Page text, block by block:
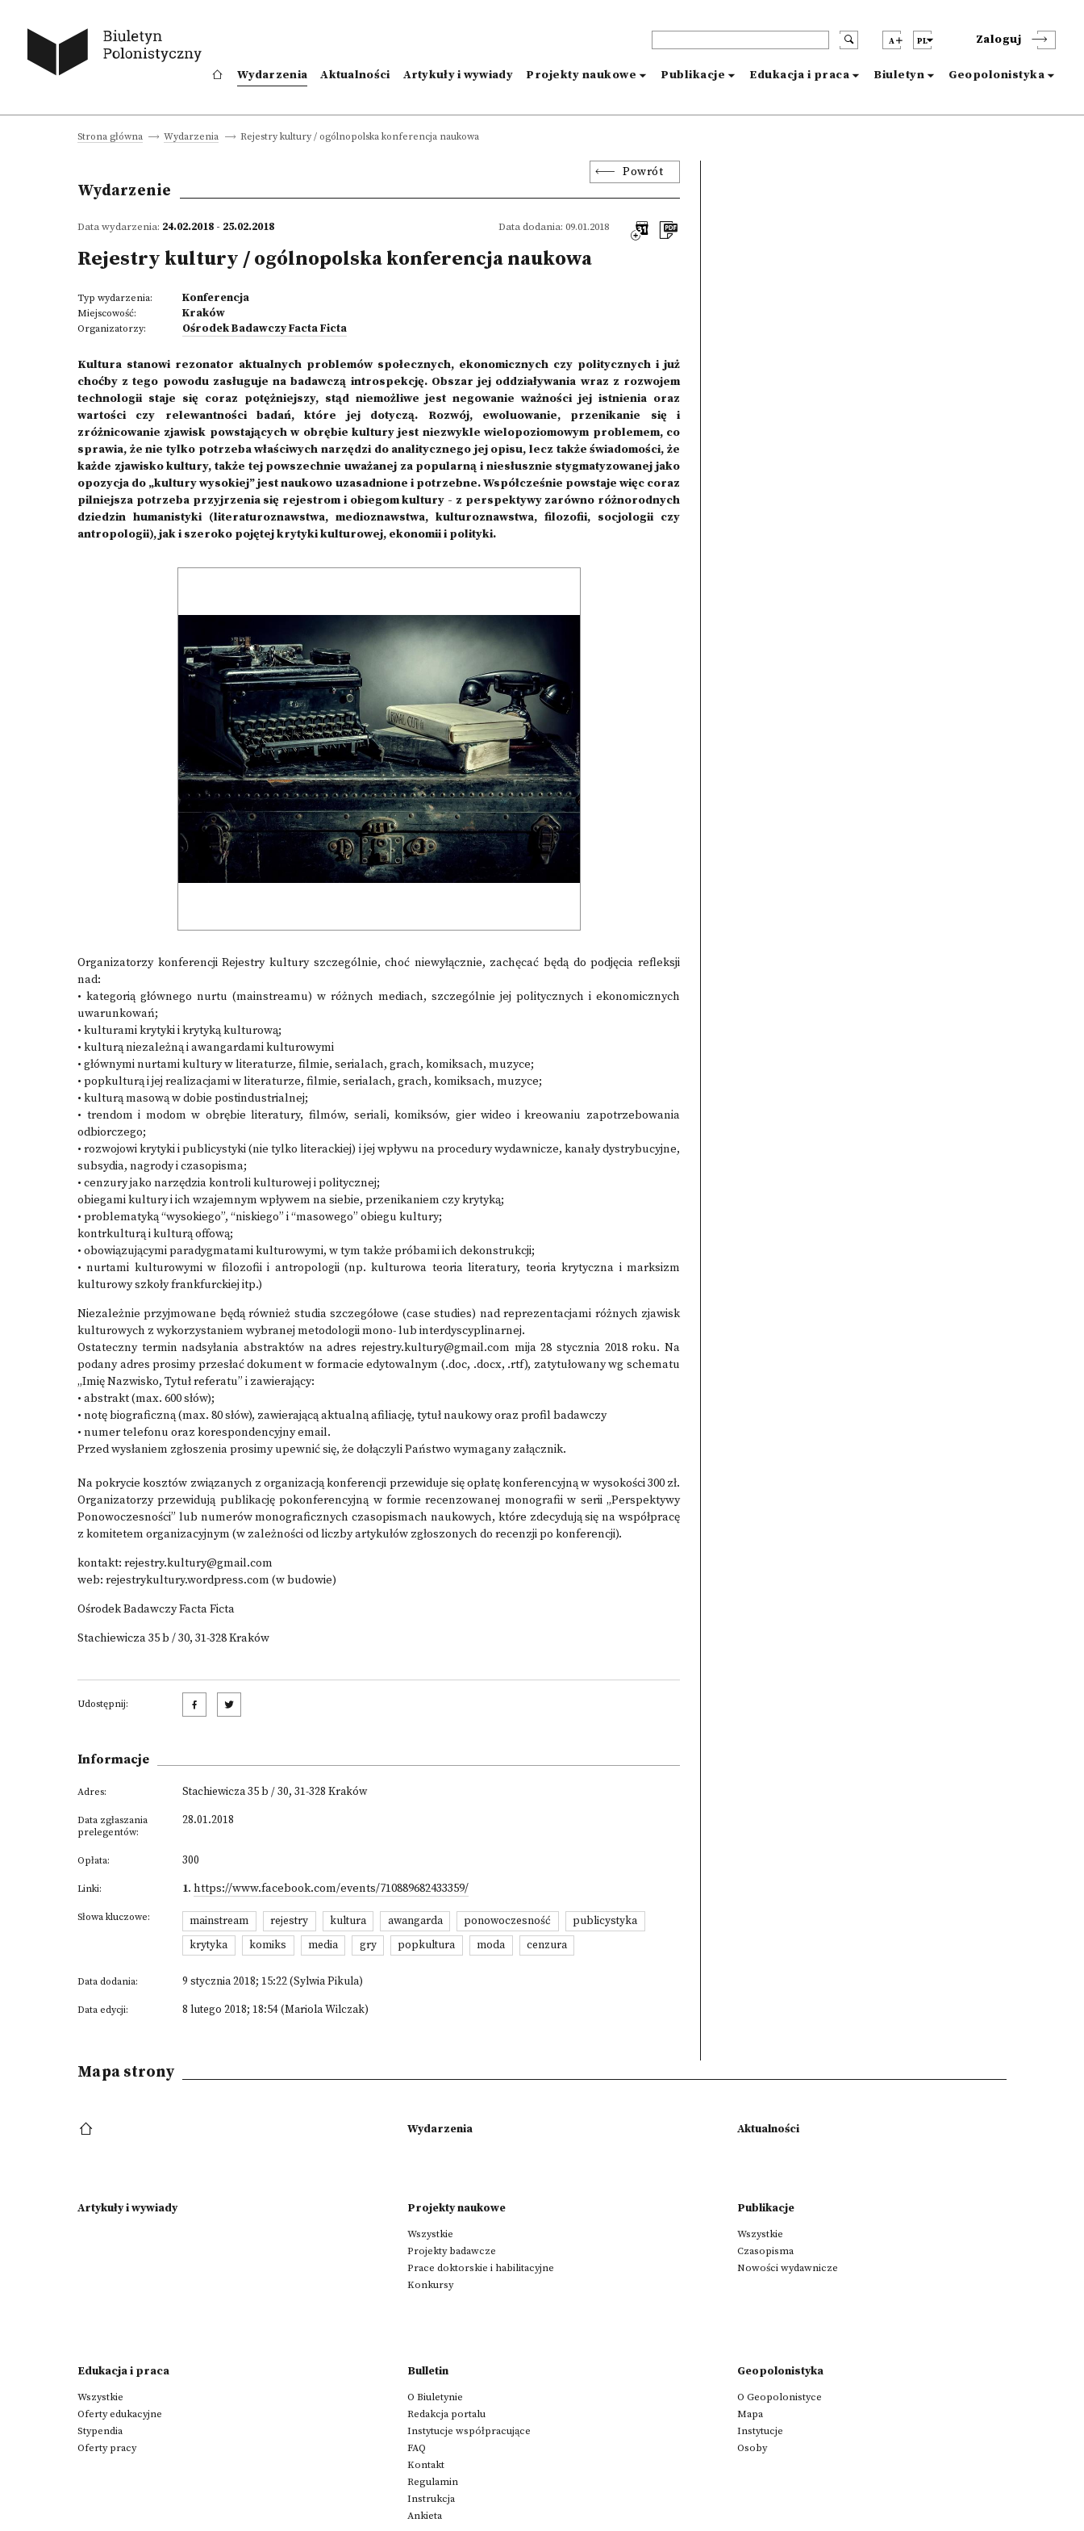
A PL Zaloguj
Wydarzenia Aktualności Artykuły i wywiady Projekty naukowe Publikacje Edukacja i praca Biuletyn Geopolonistyka
Strona główna Wydarzenia Rejestry kultury / ogólnopolska konferencja naukowa
Powrót
Wydarzenie
Data wydarzenia: 24.02.2018 - 25.02.2018 Data dodania: 09.01.2018
Rejestry kultury / ogólnopolska konferencja naukowa
Typ wydarzenia: Konferencja
Miejscowość: Kraków
Organizatorzy: Ośrodek Badawczy Facta Ficta
Kultura stanowi rezonator aktualnych problemów społecznych, ekonomicznych czy politycznych i już
choćby z tego powodu zasługuje na badawczą introspekcję. Obszar jej oddziaływania wraz z rozwojem
technologii staje się coraz potężniejszy, stąd niemożliwe jest negowanie ważności jej istnienia oraz
wartości czy relewantności badań, które jej dotyczą. Rozwój, ewoluowanie, przenikanie się i
zróżnicowanie zjawisk powstających w obrębie kultury jest niezwykle wielopoziomowym problemem, co
sprawia, że nie tylko potrzeba właściwych narzędzi do analitycznego jej opisu, lecz także świadomości, że
każde zjawisko kultury, także tej powszechnie uważanej za popularną i niesłusznie stygmatyzowanej jako
opozycja do „kultury wysokiej” jest naukowo uzasadnione i potrzebne. Współcześnie powstaje więc coraz
pilniejsza potrzeba przyjrzenia się rejestrom i obiegom kultury - z perspektywy zarówno różnorodnych
dziedzin humanistyki (literaturoznawstwa, medioznawstwa, kulturoznawstwa, filozofii, socjologii czy
antropologii), jak i szeroko pojętej krytyki kulturowej, ekonomii i polityki.
Organizatorzy konferencji Rejestry kultury szczególnie, choć niewyłącznie, zachęcać będą do podjęcia refleksji
nad:
• kategorią głównego nurtu (mainstreamu) w różnych mediach, szczególnie jej politycznych i ekonomicznych
uwarunkowań;
• kulturami krytyki i krytyką kulturową;
• kulturą niezależną i awangardami kulturowymi
• głównymi nurtami kultury w literaturze, filmie, serialach, grach, komiksach, muzyce;
• popkulturą i jej realizacjami w literaturze, filmie, serialach, grach, komiksach, muzyce;
• kulturą masową w dobie postindustrialnej;
• trendom i modom w obrębie literatury, filmów, seriali, komiksów, gier wideo i kreowaniu zapotrzebowania
odbiorczego;
• rozwojowi krytyki i publicystyki (nie tylko literackiej) i jej wpływu na procedury wydawnicze, kanały dystrybucyjne,
subsydia, nagrody i czasopisma;
• cenzury jako narzędzia kontroli kulturowej i politycznej;
obiegami kultury i ich wzajemnym wpływem na siebie, przenikaniem czy krytyką;
• problematyką “wysokiego”, “niskiego” i “masowego” obiegu kultury;
kontrkulturą i kulturą offową;
• obowiązującymi paradygmatami kulturowymi, w tym także próbami ich dekonstrukcji;
• nurtami kulturowymi w filozofii i antropologii (np. kulturowa teoria literatury, teoria krytyczna i marksizm
kulturowy szkoły frankfurckiej itp.)
Niezależnie przyjmowane będą również studia szczegółowe (case studies) nad reprezentacjami różnych zjawisk
kulturowych z wykorzystaniem wybranej metodologii mono- lub interdyscyplinarnej.
Ostateczny termin nadsyłania abstraktów na adres rejestry.kultury@gmail.com mija 28 stycznia 2018 roku. Na
podany adres prosimy przesłać dokument w formacie edytowalnym (.doc, .docx, .rtf), zatytułowany wg schematu
„Imię Nazwisko, Tytuł referatu” i zawierający:
• abstrakt (max. 600 słów);
• notę biograficzną (max. 80 słów), zawierającą aktualną afiliację, tytuł naukowy oraz profil badawczy
• numer telefonu oraz korespondencyjny email.
Przed wysłaniem zgłoszenia prosimy upewnić się, że dołączyli Państwo wymagany załącznik.
Na pokrycie kosztów związanych z organizacją konferencji przewiduje się opłatę konferencyjną w wysokości 300 zł.
Organizatorzy przewidują publikację pokonferencyjną w formie recenzowanej monografii w serii „Perspektywy
Ponowoczesności” lub numerów monograficznych czasopismach naukowych, które zdecydują się na współpracę
z komitetem organizacyjnym (w zależności od liczby artykułów zgłoszonych do recenzji po konferencji).
kontakt: rejestry.kultury@gmail.com
web: rejestrykultury.wordpress.com (w budowie)
Ośrodek Badawczy Facta Ficta
Stachiewicza 35 b / 30, 31-328 Kraków
Udostępnij:
Informacje
Adres: Stachiewicza 35 b / 30, 31-328 Kraków
Data zgłaszania
prelegentów:
28.01.2018
Opłata: 300
Linki: 1. https://www.facebook.com/events/710889682433359/
Słowa kluczowe: mainstream rejestry kultura awangarda ponowoczesność
publicystyka
krytyka
komiks media gry popkultura moda cenzura
Data dodania: 9 stycznia 2018; 15:22 (Sylwia Pikula)
Data edycji: 8 lutego 2018; 18:54 (Mariola Wilczak)
Mapa strony
Wydarzenia Aktualności
Artykuły i wywiady Projekty naukowe
Wszystkie
Projekty badawcze
Prace doktorskie i habilitacyjne
Konkursy
Publikacje
Wszystkie
Czasopisma
Nowości wydawnicze
Edukacja i praca
Wszystkie
Oferty edukacyjne
Stypendia
Oferty pracy
Bulletin
O Biuletynie
Redakcja portalu
Instytucje współpracujące
FAQ
Kontakt
Regulamin
Instrukcja
Ankieta
Geopolonistyka
O Geopolonistyce
Mapa
Instytucje
Osoby